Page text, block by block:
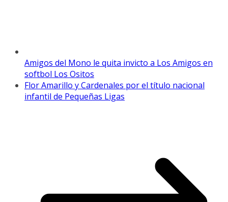
Amigos del Mono le quita invicto a Los Amigos en
softbol Los Ositos
Flor Amarillo y Cardenales por el título nacional
infantil de Pequeñas Ligas